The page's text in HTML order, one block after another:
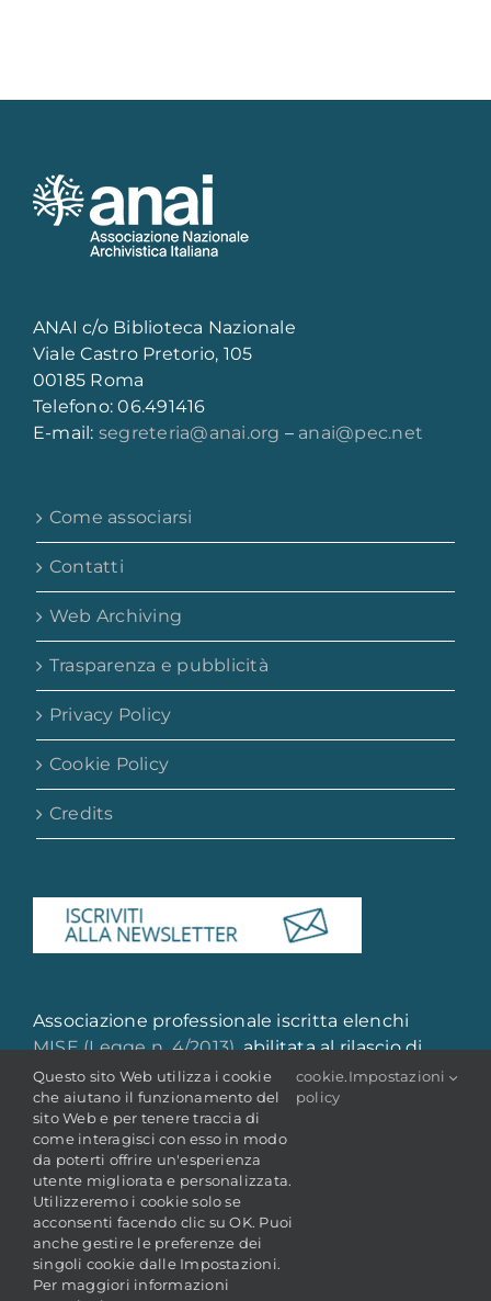
ANAI c/o Biblioteca Nazionale
Viale Castro Pretorio, 105
00185 Roma
Telefono: 06.491416
E-mail: segreteria@anai.org – anai@pec.net
Come associarsi
Contatti
Web Archiving
Trasparenza e pubblicità
Privacy Policy
Cookie Policy
Credits
Associazione professionale iscritta elenchi
MISE (Legge n. 4/2013), abilitata al rilascio di
attestazione di qualità e qualificazione
professionale
© Copyright 2022 -2026 | ANAI - Associazione Nazionale
Archivistica Italiana
Questo sito Web utilizza i cookie
che aiutano il funzionamento del
sito Web e per tenere traccia di
come interagisci con esso in modo
da poterti offrire un'esperienza
utente migliorata e personalizzata.
Utilizzeremo i cookie solo se
acconsenti facendo clic su OK. Puoi
anche gestire le preferenze dei
singoli cookie dalle Impostazioni.
Per maggiori informazioni
cookie
policy
.Impostazioni